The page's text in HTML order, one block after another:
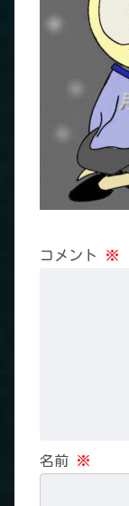
コメント ※
名前 ※